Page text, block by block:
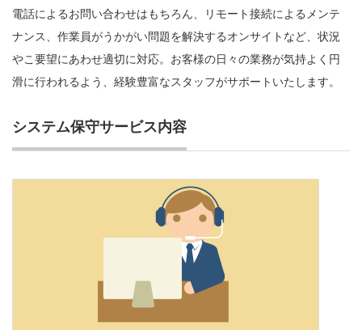
電話によるお問い合わせはもちろん、リモート接続によるメンテ
ナンス、作業員がうかがい問題を解決するオンサイトなど、状況
やこ要望にあわせ適切に対応。お客様の日々の業務が気持よく円
滑に行われるよう、経験豊富なスタッフがサポートいたします。
システム保守サービス内容